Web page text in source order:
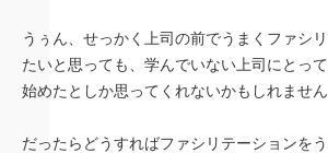
うぅん、せっかく上司の前でうまくファシ
たいと思っても、学んでいない上司にとっ
始めたとしか思ってくれないかもしれません
だったらどうすればファシリテーションを